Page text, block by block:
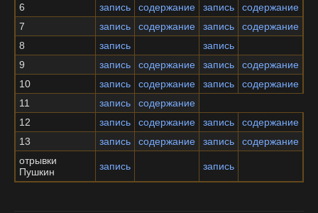
6
запись содержание запись
содержание
7
запись содержание запись
содержание
8
запись
запись
9
запись содержание запись
содержание
10
запись содержание запись
содержание
11
запись
содержание
12
запись содержание запись
содержание
13
запись содержание запись
содержание
отрывки
Пушкин
запись запись